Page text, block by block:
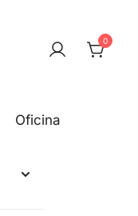
0
Oficina